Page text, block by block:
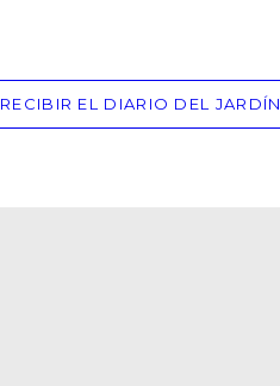
RECIBIR EL DIARIO DEL JARDÍN